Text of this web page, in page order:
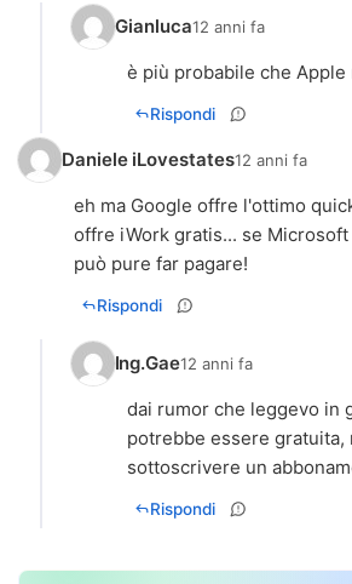
Gianluca12 anni fa
è più probabile che Apple
Rispondi
Daniele iLovestates12 anni fa
eh ma Google offre l'ottimo
offre iWork gratis... se
può pure far pagare!
Rispondi
Ing.Gae12 anni fa
dai rumor che leggevo in
potrebbe essere gratuita,
sottoscrivere un
Rispondi